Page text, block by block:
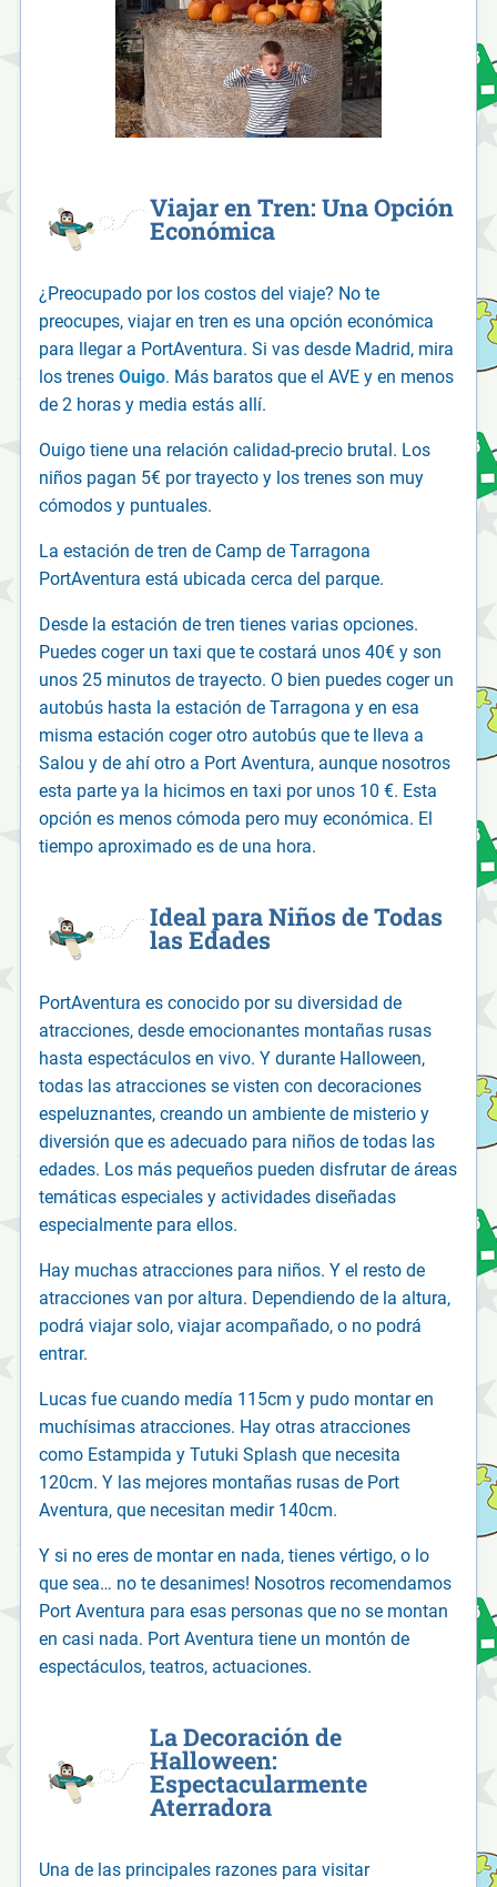
Viajar en Tren: Una Opción
Económica
¿Preocupado por los costos del viaje? No te
preocupes, viajar en tren es una opción económica
para llegar a PortAventura. Si vas desde Madrid, mira
los trenesOuigo. Más baratos que el AVE y en menos
de 2 horas y media estás allí.
Ouigo tiene una relación calidad-precio brutal. Los
niños pagan 5€ por trayecto y los trenes son muy
cómodos y puntuales.
La estación de tren de Camp de Tarragona
PortAventura está ubicada cerca del parque.
Desde la estación de tren tienes varias opciones.
Puedes coger un taxi que te costará unos 40€ y son
unos 25 minutos de trayecto. O bien puedes coger un
autobús hasta la estación de Tarragona y en esa
misma estación coger otro autobús que te lleva a
Salou y de ahí otro a Port Aventura, aunque nosotros
esta parte ya la hicimos en taxi por unos 10 €. Esta
opción es menos cómoda pero muy económica. El
tiempo aproximado es de una hora.
Ideal para Niños de Todas
las Edades
PortAventura es conocido por su diversidad de
atracciones, desde emocionantes montañas rusas
hasta espectáculos en vivo. Y durante Halloween,
todas las atracciones se visten con decoraciones
espeluznantes, creando un ambiente de misterio y
diversión que es adecuado para niños de todas las
edades. Los más pequeños pueden disfrutar de áreas
temáticas especiales y actividades diseñadas
especialmente para ellos.
Hay muchas atracciones para niños. Y el resto de
atracciones van por altura. Dependiendo de la altura,
podrá viajar solo, viajar acompañado, o no podrá
entrar.
Lucas fue cuando medía 115cm y pudo montar en
muchísimas atracciones. Hay otras atracciones
como Estampida y Tutuki Splash que necesita
120cm. Y las mejores montañas rusas de Port
Aventura, que necesitan medir 140cm.
Y si no eres de montar en nada, tienes vértigo, o lo
que sea… no te desanimes! Nosotros recomendamos
Port Aventura para esas personas que no se montan
en casi nada. Port Aventura tiene un montón de
espectáculos, teatros, actuaciones.
La Decoración de
Halloween:
Espectacularmente
Aterradora
Una de las principales razones para visitar